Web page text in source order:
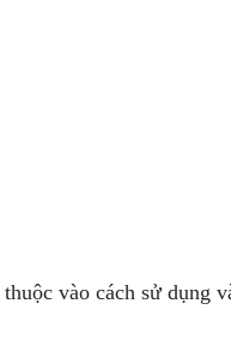
vào cách sử dụng